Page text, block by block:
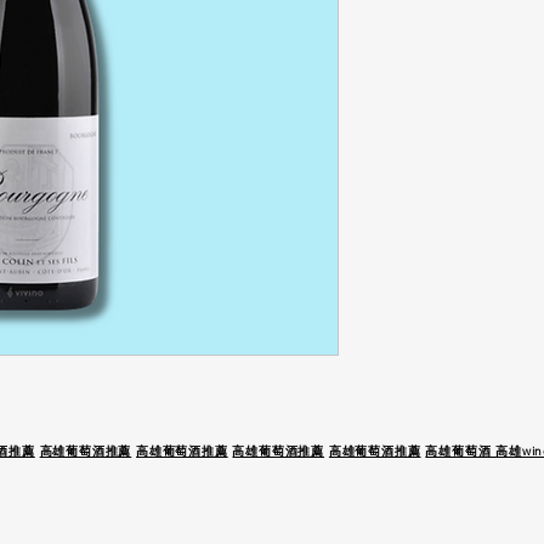
推薦 高雄葡萄酒推薦 高雄葡萄酒推薦 高雄葡萄酒推薦 高雄葡萄酒推薦 高雄葡萄酒 高雄